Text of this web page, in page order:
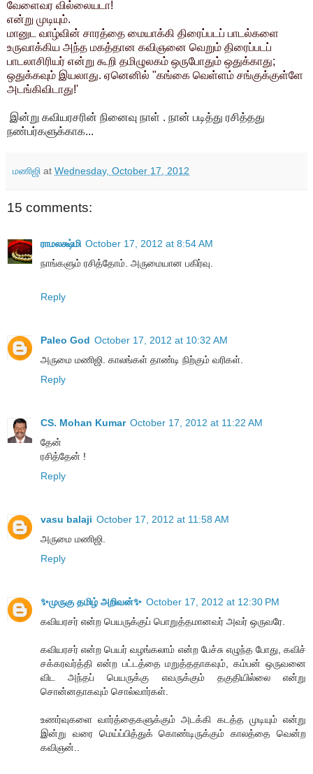
வேளைவர வில்லையடா!
என்று முடியும்.
மானுட வாழ்வின் சாரத்தை மையாக்கி திரைப்படப் பாடல்களை
உருவாக்கிய அந்த மகத்தான கவிஞனை வெறும் திரைப்படப்
பாடலாசிரியர் என்று கூறி தமிழுலகம் ஒருபோதும் ஒதுக்காது;
ஒதுக்கவும் இயலாது. ஏனெனில் "கங்கை வெள்ளம் சங்குக்குள்ளே
அடங்கிவிடாது!'
இன்று கவியரசரின் நினைவு நாள் . நான் படித்து ரசித்தது
நண்பர்களுக்காக...
மணிஜி at Wednesday, October 17, 2012
15 comments:
ராமலக்ஷ்மி October 17, 2012 at 8:54 AM
நாங்களும் ரசித்தோம். அருமையான பகிர்வு.
Reply
Paleo God October 17, 2012 at 10:32 AM
அருமை மணிஜி. காலங்கள் தாண்டி நிற்கும் வரிகள்.
Reply
CS. Mohan Kumar October 17, 2012 at 11:22 AM
தேன்
ரசித்தேன் !
Reply
vasu balaji October 17, 2012 at 11:58 AM
அருமை மணிஜி.
Reply
✨முருகு தமிழ் அறிவன்✨ October 17, 2012 at 12:30 PM
கவியரசர் என்ற பெயருக்குப் பொறுத்தமானவர் அவர் ஒருவரே.
கவியரசர் என்ற பெயர் வழங்கலாம் என்ற பேச்சு எழுந்த போது, கவிச்
சக்கரவர்த்தி என்ற பட்டத்தை மறுத்ததாகவும், கம்பன் ஒருவனை
விட அந்தப் பெயருக்கு எவருக்கும் தகுதியில்லை என்று
சொன்னதாகவும் சொல்வார்கள்.
உணர்வுகளை வார்த்தைகளுக்கும் அடக்கி கடத்த முடியும் என்று
இன்று வரை மெய்ப்பித்துக் கொண்டிருக்கும் காலத்தை வென்ற
கவிஞன்..